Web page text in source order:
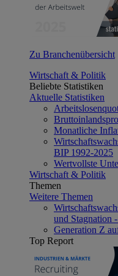
Zu Branchenübersicht
Wirtschaft & Politik
Beliebte Statistiken
Aktuelle Statistiken
Monatliche
BIP 1992-2025
Wertvollste
Wirtschaft & Politik
Themen
Weitere Themen
und Stagnation
Generation Z
Top Report